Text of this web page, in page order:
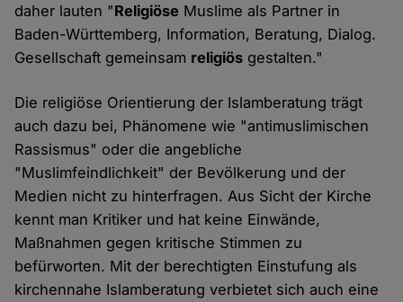
daher lauten "Religiöse Muslime als Partner in
Baden-Württemberg, Information, Beratung, Dialog.
Gesellschaft gemeinsam religiös gestalten."
Die religiöse Orientierung der Islamberatung trägt
auch dazu bei, Phänomene wie "antimuslimischen
Rassismus" oder die angebliche
"Muslimfeindlichkeit" der Bevölkerung und der
Medien nicht zu hinterfragen. Aus Sicht der Kirche
kennt man Kritiker und hat keine Einwände,
Maßnahmen gegen kritische Stimmen zu
befürworten. Mit der berechtigten Einstufung als
kirchennahe Islamberatung verbietet sich auch eine